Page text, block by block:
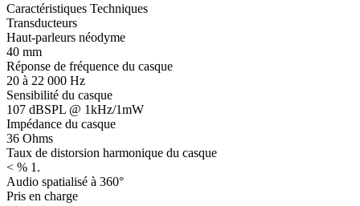
Caractéristiques Techniques
Transducteurs
Haut-parleurs néodyme
40 mm
Réponse de fréquence du casque
20 à 22 000 Hz
Sensibilité du casque
107 dBSPL @ 1kHz/1mW
Impédance du casque
36 Ohms
Taux de distorsion harmonique du casque
< % 1.
Audio spatialisé à 360°
Pris en charge